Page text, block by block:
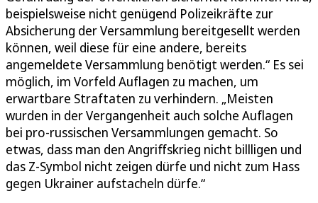
beispielsweise nicht genügend Polizeikräfte zur
Absicherung der Versammlung bereitgesellt werden
können, weil diese für eine andere, bereits
angemeldete Versammlung benötigt werden.“ Es sei
möglich, im Vorfeld Auflagen zu machen, um
erwartbare Straftaten zu verhindern. „Meisten
wurden in der Vergangenheit auch solche Auflagen
bei pro-russischen Versammlungen gemacht. So
etwas, dass man den Angriffskrieg nicht billligen und
das Z-Symbol nicht zeigen dürfe und nicht zum Hass
gegen Ukrainer aufstacheln dürfe.“